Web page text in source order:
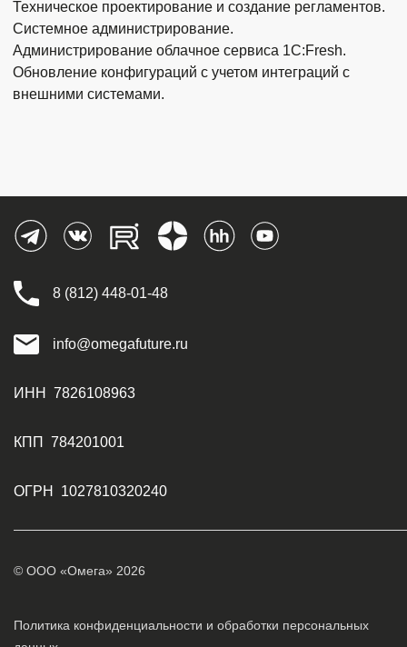
Техническое проектирование и создание регламентов.
Системное администрирование.
Администрирование облачное сервиса 1С:Fresh.
Обновление конфигураций с учетом интеграций с
внешними системами.
8 (812) 448-01-48
info@omegafuture.ru
ИНН 7826108963
КПП 784201001
ОГРН 1027810320240
© ООО «Омега» 2026
Политика конфиденциальности и обработки персональных